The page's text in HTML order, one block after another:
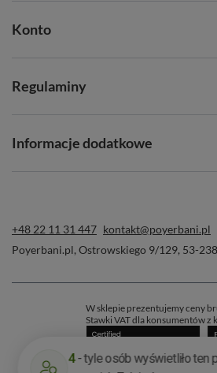
Naturalne pochodzenie:
dystansach.
i godnymi zaufania dostawcami.
Szczelne opakowania:
zachowania jego właściwości.
Konto
Regulaminy
Informacje dodatkowe
+48 22 11 31 447 kontakt@poyerbani.pl
Poyerbani.pl, Ostrowskiego 9/129, 53-238
W sklepie prezentujemy ceny
Stawki VAT dla konsumentów z